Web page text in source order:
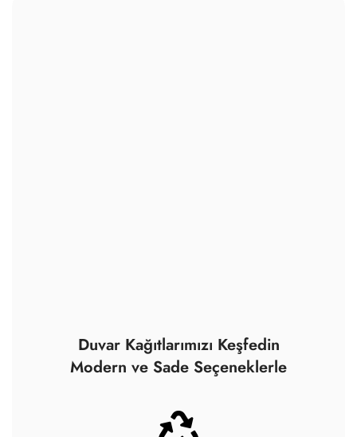
Duvar Kağıtlarımızı Keşfedin
Modern ve Sade Seçeneklerle